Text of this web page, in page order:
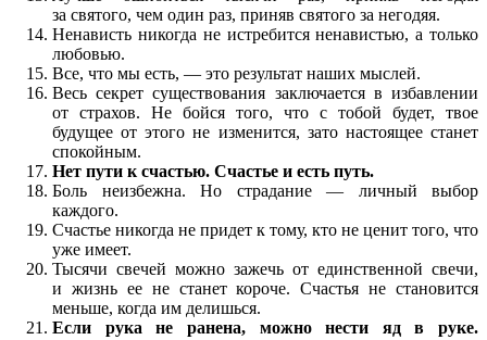
за святого, чем один раз, приняв святого за негодяя.
Ненависть никогда не истребится ненавистью, а только
любовью.
Все, что мы есть, — это результат наших мыслей.
Весь секрет существования заключается в избавлении
от страхов. Не бойся того, что с тобой будет, твое
будущее от этого не изменится, зато настоящее станет
спокойным.
Нет пути к счастью. Счастье и есть путь.
Боль неизбежна. Но страдание — личный выбор
каждого.
Счастье никогда не придет к тому, кто не ценит того, что
уже имеет.
Тысячи свечей можно зажечь от единственной свечи,
и жизнь ее не станет короче. Счастья не становится
меньше, когда им делишься.
Если рука не ранена, можно нести яд в руке.